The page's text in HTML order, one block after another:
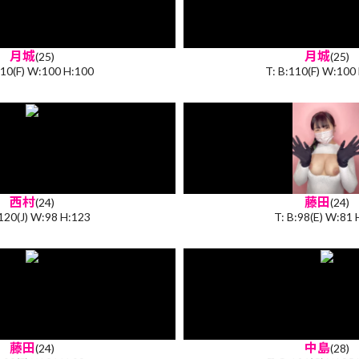
月城(25)
W:100 H:100
月城(25)
T: B:110(F) W:100
西村(24)
W:98 H:123
藤田(24)
T: B:98(E) W:81
藤田(24)
中島(28)